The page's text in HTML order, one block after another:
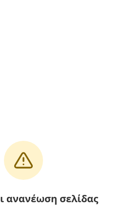
ανανέωση σελίδας